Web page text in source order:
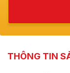
THÔNG TIN